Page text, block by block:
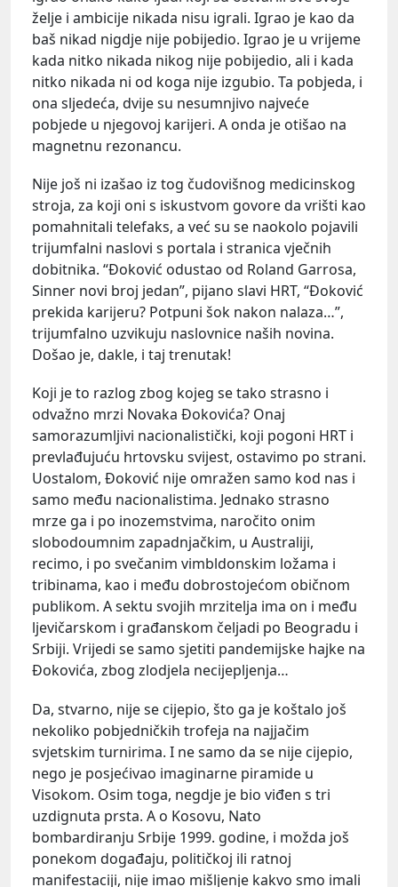
želje i ambicije nikada nisu igrali. Igrao je kao da
baš nikad nigdje nije pobijedio. Igrao je u vrijeme
kada nitko nikada nikog nije pobijedio, ali i kada
nitko nikada ni od koga nije izgubio. Ta pobjeda, i
ona sljedeća, dvije su nesumnjivo najveće
pobjede u njegovoj karijeri. A onda je otišao na
magnetnu rezonancu.
Nije još ni izašao iz tog čudovišnog medicinskog
stroja, za koji oni s iskustvom govore da vrišti kao
pomahnitali telefaks, a već su se naokolo pojavili
trijumfalni naslovi s portala i stranica vječnih
dobitnika. “Đoković odustao od Roland Garrosa,
Sinner novi broj jedan”, pijano slavi HRT, “Đoković
prekida karijeru? Potpuni šok nakon nalaza…”,
trijumfalno uzvikuju naslovnice naših novina.
Došao je, dakle, i taj trenutak!
Koji je to razlog zbog kojeg se tako strasno i
odvažno mrzi Novaka Đokovića? Onaj
samorazumljivi nacionalistički, koji pogoni HRT i
prevlađujuću hrtovsku svijest, ostavimo po strani.
Uostalom, Đoković nije omražen samo kod nas i
samo među nacionalistima. Jednako strasno
mrze ga i po inozemstvima, naročito onim
slobodoumnim zapadnjačkim, u Australiji,
recimo, i po svečanim vimbldonskim ložama i
tribinama, kao i među dobrostojećom običnom
publikom. A sektu svojih mrzitelja ima on i među
ljevičarskom i građanskom čeljadi po Beogradu i
Srbiji. Vrijedi se samo sjetiti pandemijske hajke na
Đokovića, zbog zlodjela necijepljenja…
Da, stvarno, nije se cijepio, što ga je koštalo još
nekoliko pobjedničkih trofeja na najjačim
svjetskim turnirima. I ne samo da se nije cijepio,
nego je posjećivao imaginarne piramide u
Visokom. Osim toga, negdje je bio viđen s tri
uzdignuta prsta. A o Kosovu, Nato
bombardiranju Srbije 1999. godine, i možda još
ponekom događaju, političkoj ili ratnoj
manifestaciji, nije imao mišljenje kakvo smo imali